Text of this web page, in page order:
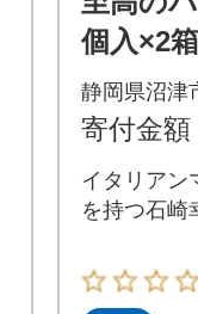
個入×2
静岡県沼津
寄付金額
イタリアン
を持つ石崎